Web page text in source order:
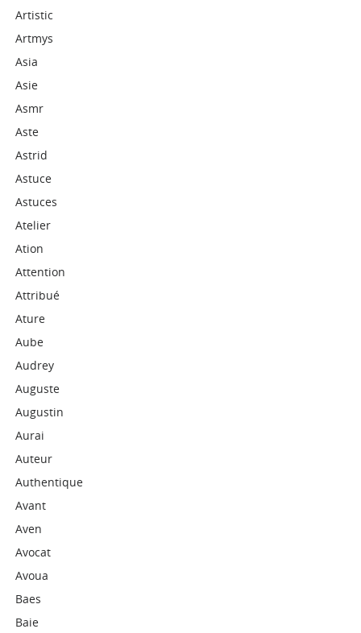
Artistic
Artmys
Asia
Asie
Asmr
Aste
Astrid
Astuce
Astuces
Atelier
Ation
Attention
Attribué
Ature
Aube
Audrey
Auguste
Augustin
Aurai
Auteur
Authentique
Avant
Aven
Avocat
Avoua
Baes
Baie